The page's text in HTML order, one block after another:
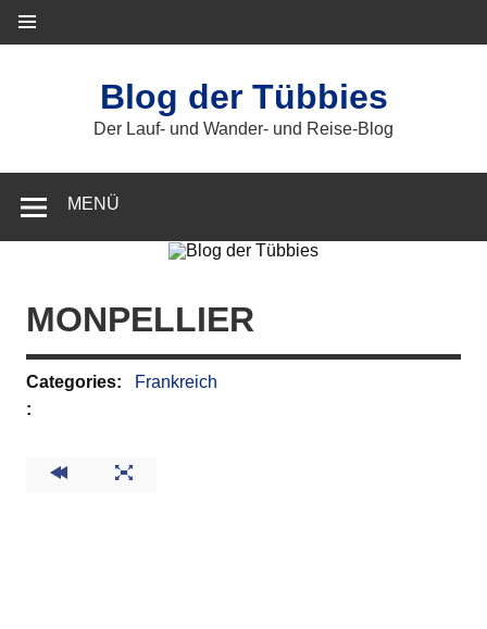
Inhalt
springen
Blog der Tübbies
Der Lauf- und Wander- und Reise-Blog
MENÜ
MONPELLIER
Categories:
Frankreich
: